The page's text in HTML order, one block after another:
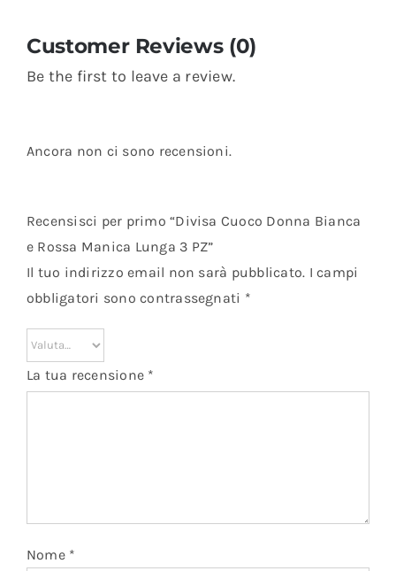
Customer Reviews (0)
Be the first to leave a review.
Ancora non ci sono recensioni.
Recensisci per primo “Divisa Cuoco Donna Bianca
e Rossa Manica Lunga 3 PZ”
Il tuo indirizzo email non sarà pubblicato. I campi
obbligatori sono contrassegnati *
La tua recensione *
Nome *